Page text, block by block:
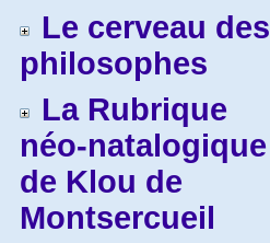
Le cerveau des
philosophes
La Rubrique
néo-natalogique
de Klou de
Montsercueil